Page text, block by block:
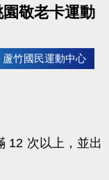
敬老卡運動
蘆竹國民運動中心
12 次以上，並出